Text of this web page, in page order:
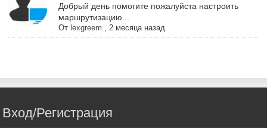
Добрый день помогите пожалуйста настроить
маршрутизацию...
От lexgreem 2 месяца назад
Вход/Регистрация